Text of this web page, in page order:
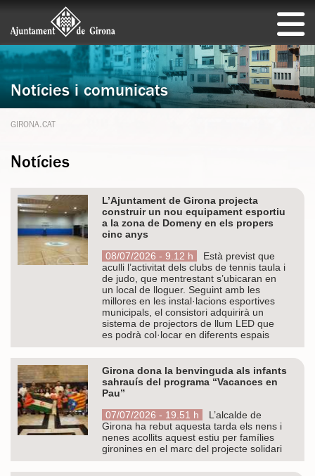
Notícies i comunicats
GIRONA.CAT
Notícies
L’Ajuntament de Girona projecta
construir un nou equipament esportiu
a la zona de Domeny en els propers
cinc anys
08/07/2026 - 9.12 h
Està previst que
aculli l’activitat dels clubs de tennis taula i
de judo, que mentrestant s’ubicaran en
un local de lloguer. Seguint amb les
millores en les instal·lacions esportives
municipals, el consistori adquirirà un
sistema de projectors de llum LED que
es podrà col·locar en diferents espais
Girona dona la benvinguda als infants
sahrauís del programa “Vacances en
Pau”
07/07/2026 - 19.51 h
L’alcalde de
Girona ha rebut aquesta tarda els nens i
nenes acollits aquest estiu per famílies
gironines en el marc del projecte solidari